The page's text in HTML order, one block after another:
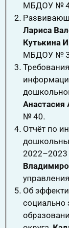
МБДОУ №
Лариса
Кутькина
МБДОУ №
Анастасия
№ 40.
Отчёт по
2022–2023
Об
социально